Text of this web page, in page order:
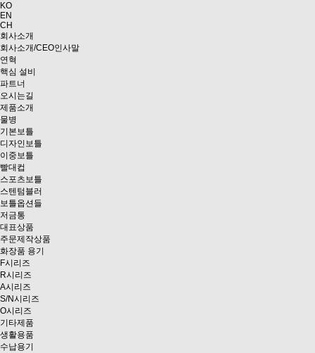
KO
EN
CH
회사소개
회사소개/CEO인사말
연혁
핵심 설비
파트너
오시는길
제품소개
물병
기본보틀
디자인보틀
이중보틀
빨대컵
스포츠보틀
스텐텀블러
보틀옵션들
저금통
대표상품
주문제작상품
화장품 용기
F시리즈
R시리즈
A시리즈
S/N시리즈
O시리즈
기타제품
생활용품
수납용기